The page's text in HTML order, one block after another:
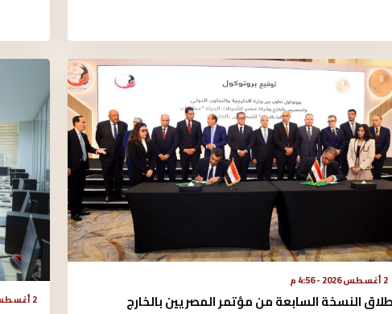
2 أغسطس 2026 - 4:56 م
النسخة السابعة من مؤتمر المصريين بالخارج 2 أغسطس 2026 - 2:52 م